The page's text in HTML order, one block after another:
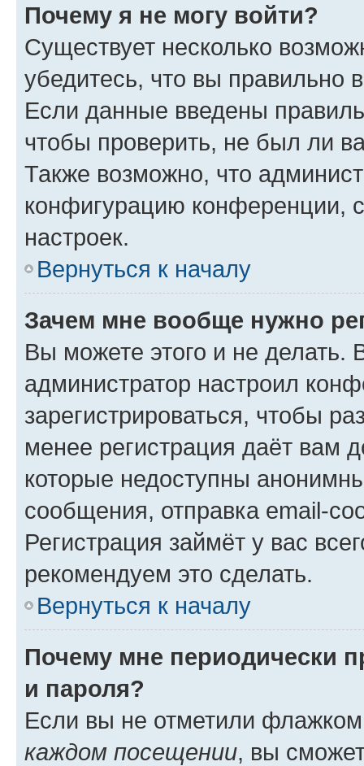
Почему я не могу войти?
Существует несколько
убедитесь, что вы правильно
Если данные введены
чтобы проверить, не был ли
Также возможно, что
конфигурацию конференции,
настроек.
Вернуться к началу
Зачем мне вообще нужно
Вы можете этого и не делать.
администратор настроил
зарегистрироваться, чтобы
менее регистрация даёт вам
которые недоступны
сообщения, отправка email-
Регистрация займёт у вас
рекомендуем это сделать.
Вернуться к началу
Почему мне периодически
и пароля?
Если вы не отметили
каждом посещении, вы